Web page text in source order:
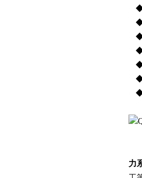
◆
◆
◆
◆
◆
◆
◆
力